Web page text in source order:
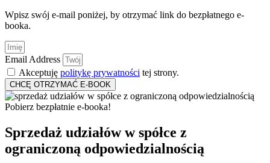
Wpisz swój e-mail poniżej, by otrzymać link do bezpłatnego e-
booka.
Email Address
Akceptuję politykę prywatności tej strony.
CHCĘ OTRZYMAĆ E-BOOK
Pobierz bezpłatnie e-booka!
Sprzedaż udziałów w spółce z
ograniczoną odpowiedzialnością